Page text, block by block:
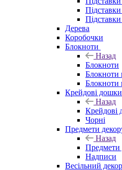
Дерева
Коробочки
Блокноти
Назад
Блокноти
Блокноти
Блокноти
Крейдові дошки
Назад
Крейдові
Чорні
Предмети
Назад
Предмети
Надписи
Весільний декор